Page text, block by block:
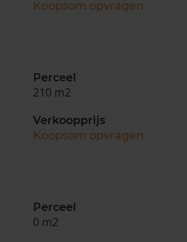
Koopsom opvragen
Perceel
210 m2
Verkoopprijs
Koopsom opvragen
Perceel
0 m2